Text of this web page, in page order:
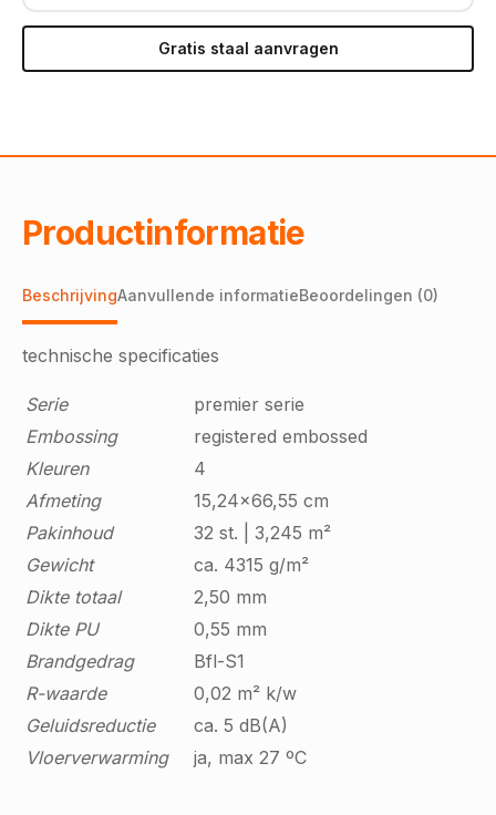
Gratis staal aanvragen
Productinformatie
BeschrijvingAanvullende informatieBeoordelingen (0)
technische specificaties
Serie
premier serie
Embossing
registered embossed
Kleuren
4
Afmeting
15,24x66,55 cm
Pakinhoud
32 st. | 3,245 m²
Gewicht
ca. 4315 g/m²
Dikte totaal
2,50 mm
Dikte PU
0,55 mm
Brandgedrag
Bfl-S1
R-waarde
0,02 m² k/w
Geluidsreductie
ca. 5 dB(A)
Vloerverwarming
ja, max 27 ºC